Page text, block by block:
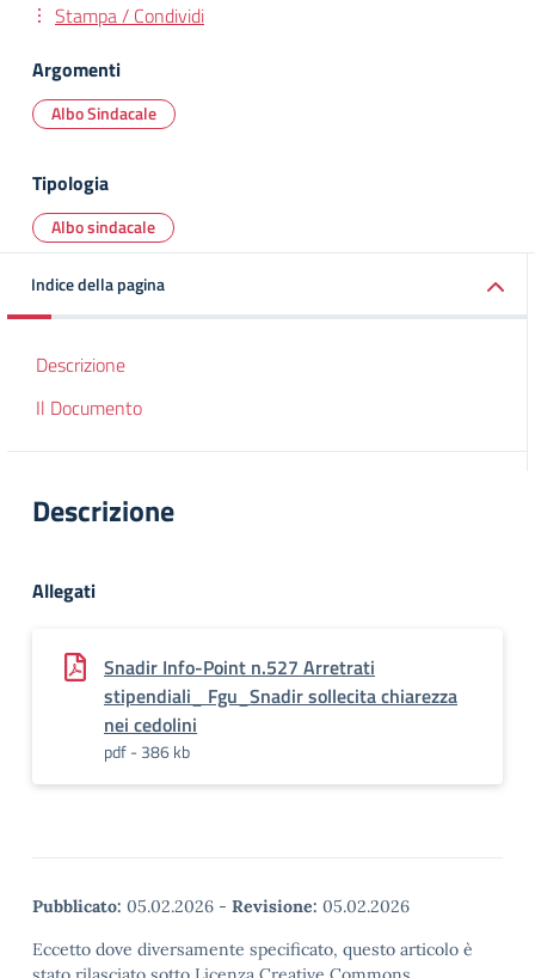
Stampa / Condividi
Argomenti
Albo Sindacale
Tipologia
Albo sindacale
Indice della pagina
Descrizione
Il Documento
Descrizione
Allegati
Snadir Info-Point n.527 Arretrati
stipendiali_ Fgu_Snadir sollecita chiarezza
nei cedolini
pdf - 386 kb
Pubblicato: 05.02.2026 - Revisione: 05.02.2026
Eccetto dove diversamente specificato, questo articolo è